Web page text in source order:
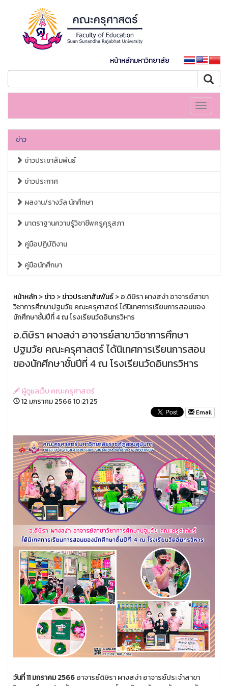
หน้าหลักมหาวิทยาลัย
Toggle
ข่าว
ข่าวประชาสัมพันธ์
ข่าวประกาศ
ผลงาน/รางวัล นักศึกษา
มาตราฐานความรู้วิชาชีพครูคุรุสภา
คู่มือปฏิบัติงาน
คู่มือนักศึกษา
หน้าหลัก>ข่าว>ข่าวประชาสัมพันธ์> อ.ดิษิรา ผางสง่า อาจารย์สาขา
วิชาการศึกษาปฐมวัย คณะครุศาสตร์ ได้นิเทศการเรียนการสอนของ
นักศึกษาชั้นปีที่ 4 ณ โรงเรียนวัดอินทรวิหาร
อ.ดิษิรา ผางสง่า อาจารย์สาขาวิชาการศึกษา
ปฐมวัย คณะครุศาสตร์ ได้นิเทศการเรียนการสอน
ของนักศึกษาชั้นปีที่ 4 ณ โรงเรียนวัดอินทรวิหาร
ผู้ดูแลเว็บ คณะครุศาสตร์
12 มกราคม 2566 10:21:25
Email
วันที่ 11 มกราคม 2566อาจารย์ดิษิรา ผางสง่า อาจารย์ประจำสาขา